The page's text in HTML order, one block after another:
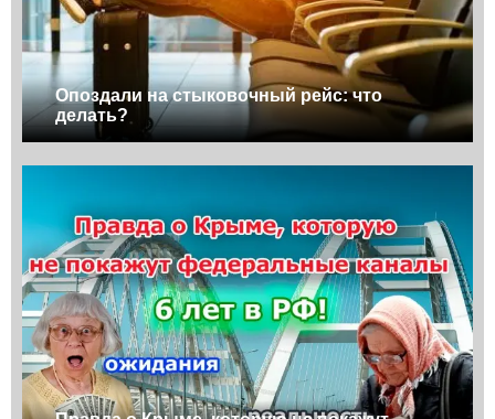
Опоздали на стыковочный рейс: что
делать?